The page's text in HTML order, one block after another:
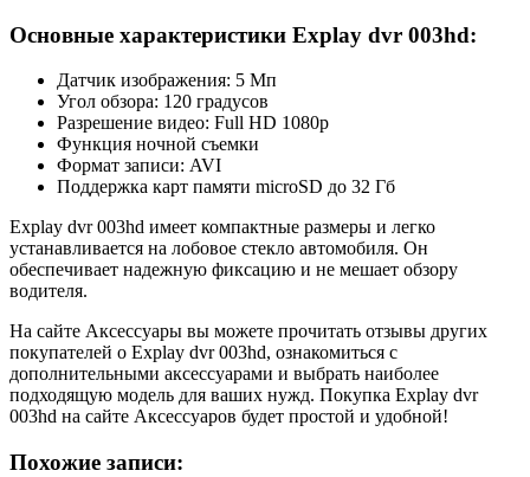
Основные характеристики Explay dvr 003hd:
Датчик изображения: 5 Мп
Угол обзора: 120 градусов
Разрешение видео: Full HD 1080p
Функция ночной съемки
Формат записи: AVI
Поддержка карт памяти microSD до 32 Гб
Explay dvr 003hd имеет компактные размеры и легко
устанавливается на лобовое стекло автомобиля. Он
обеспечивает надежную фиксацию и не мешает обзору
водителя.
На сайте Аксессуары вы можете прочитать отзывы других
покупателей о Explay dvr 003hd, ознакомиться с
дополнительными аксессуарами и выбрать наиболее
подходящую модель для ваших нужд. Покупка Explay dvr
003hd на сайте Аксессуаров будет простой и удобной!
Похожие записи: